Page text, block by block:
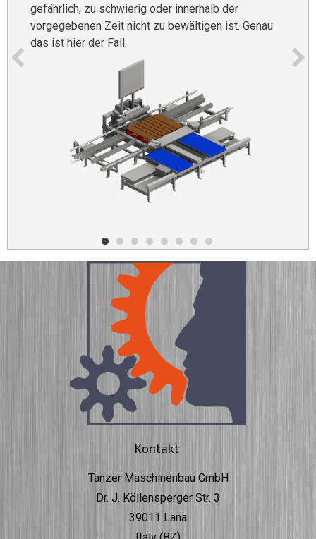
gefährlich, zu schwierig oder innerhalb der
vorgegebenen Zeit nicht zu bewältigen ist. Genau
das ist hier der Fall.
Kontakt
Tanzer Maschinenbau GmbH
Dr. J. Köllensperger Str. 3
39011 Lana